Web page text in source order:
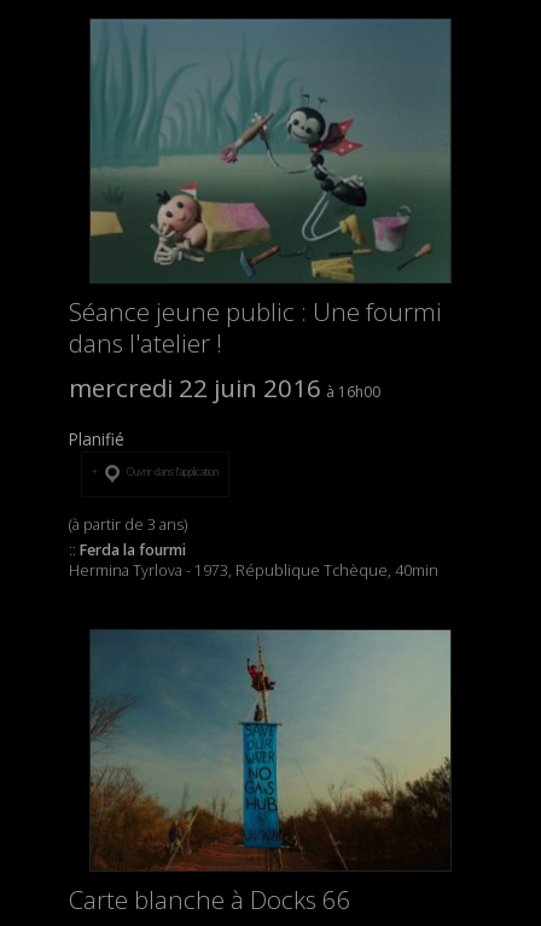
Séance jeune public : Une fourmi
dans l'atelier !
mercredi 22 juin 2016
16h00
Planifié
Ouvrir dans l’application
(à partir de 3 ans)
:: Ferda la fourmi
Hermina Tyrlova - 1973, République Tchèque, 40min
Carte blanche à Docks 66